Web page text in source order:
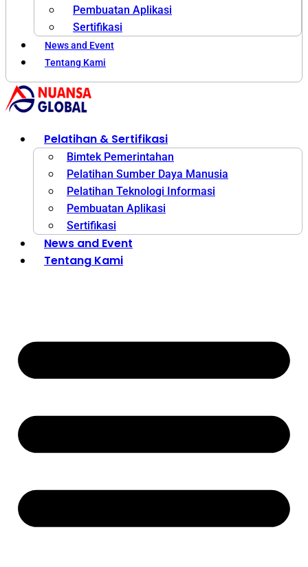
Pembuatan Aplikasi
Sertifikasi
News and Event
Tentang Kami
Pelatihan & Sertifikasi
Bimtek Pemerintahan
Pelatihan Sumber Daya Manusia
Pelatihan Teknologi Informasi
Pembuatan Aplikasi
Sertifikasi
News and Event
Tentang Kami